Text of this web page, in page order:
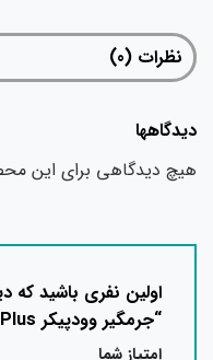
نظرات (0)
دیدگاهی برای این
اولین نفری باشید که
“جرمگیر وودپیکر UDS J2 Plus”